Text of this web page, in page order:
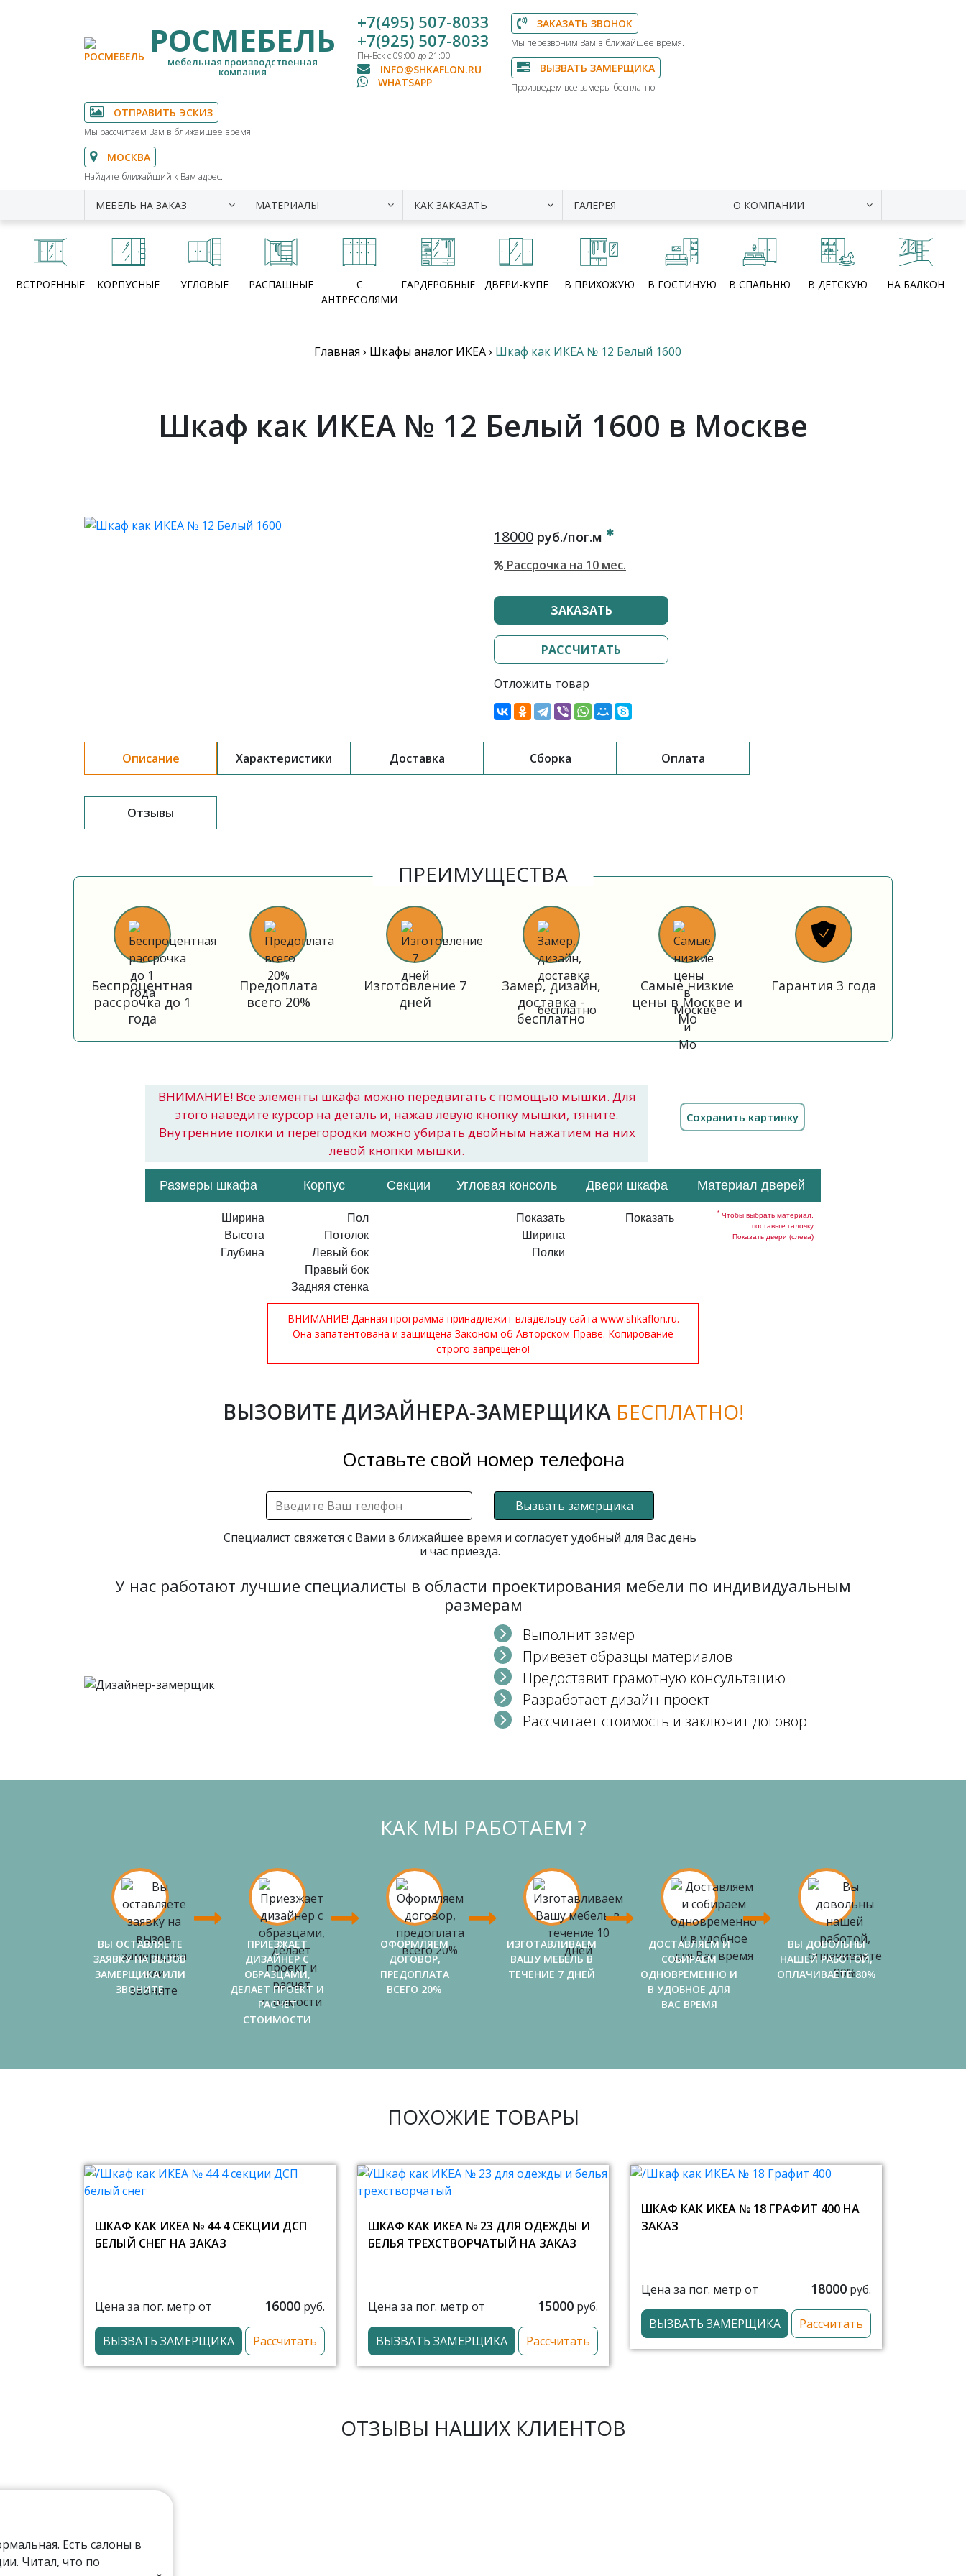
РОСМЕБЕЛЬ
мебельная производственная
компания
+7(495) 507-8033
+7(925) 507-8033
Пн-Вск с 09:00 до 21:00
INFO@SHKAFLON.RU
WHATSAPP
ЗАКАЗАТЬ ЗВОНОК
Мы перезвоним Вам в ближайшее время.
ВЫЗВАТЬ ЗАМЕРЩИКА
Произведем все замеры бесплатно.
ОТПРАВИТЬ ЭСКИЗ
Мы рассчитаем Вам в ближайшее время.
МОСКВА
Найдите ближайший к Вам адрес.
МЕБЕЛЬ НА ЗАКАЗ МАТЕРИАЛЫ КАК ЗАКАЗАТЬ ГАЛЕРЕЯ О КОМПАНИИ
ВСТРОЕННЫЕ КОРПУСНЫЕ УГЛОВЫЕ РАСПАШНЫЕ
С
АНТРЕСОЛЯМИ
ГАРДЕРОБНЫЕ ДВЕРИ-КУПЕ В ПРИХОЖУЮ В ГОСТИНУЮ В СПАЛЬНЮ В ДЕТСКУЮ НА БАЛКОН
Главная › Шкафы аналог ИКЕА› Шкаф как ИКЕА № 12 Белый 1600
Шкаф как ИКЕА № 12 Белый 1600 в Москве
18000 руб./пог.м
Рассрочка на 10 мес.
ЗАКАЗАТЬ
РАССЧИТАТЬ
Отложить товар
Описание Характеристики Доставка Сборка Оплата
Отзывы
ПРЕИМУЩЕСТВА
Беспроцентная
рассрочка до 1
года
Предоплата
всего 20%
Изготовление 7
дней
Замер, дизайн,
доставка -
бесплатно
Самые низкие
цены в Москве и
Мо
Гарантия 3 года
ВНИМАНИЕ! Все элементы шкафа можно передвигать с помощью мышки. Для
этого наведите курсор на деталь и, нажав левую кнопку мышки, тяните.
Внутренние полки и перегородки можно убирать двойным нажатием на них
левой кнопки мышки.
Размеры шкафа Корпус Секции Угловая консоль Двери шкафа Материал дверей
Ширина
Высота
Глубина
Пол
Потолок
Левый бок
Правый бок
Задняя стенка
Показать
Ширина
Полки
Показать * Чтобы выбрать материал,
поставьте галочку
Показать двери (слева)
ВНИМАНИЕ! Данная программа принадлежит владельцу сайта www.shkaflon.ru.
Она запатентована и защищена Законом об Авторском Праве. Копирование
строго запрещено!
ВЫЗОВИТЕ ДИЗАЙНЕРА-ЗАМЕРЩИКА БЕСПЛАТНО!
Оставьте свой номер телефона
Вызвать замерщика
Специалист свяжется с Вами в ближайшее время и согласует удобный для Вас день
и час приезда.
У нас работают лучшие специалисты в области проектирования мебели по индивидуальным
размерам
Выполнит замер
Привезет образцы материалов
Предоставит грамотную консультацию
Разработает дизайн-проект
Рассчитает стоимость и заключит договор
КАК МЫ РАБОТАЕМ ?
ВЫ ОСТАВЛЯЕТЕ
ЗАЯВКУ НА ВЫЗОВ
ЗАМЕРЩИКА ИЛИ
ЗВОНИТЕ
ПРИЕЗЖАЕТ
ДИЗАЙНЕР С
ОБРАЗЦАМИ,
ДЕЛАЕТ ПРОЕКТ И
РАСЧЕТ
СТОИМОСТИ
ОФОРМЛЯЕМ
ДОГОВОР,
ПРЕДОПЛАТА
ВСЕГО 20%
ИЗГОТАВЛИВАЕМ
ВАШУ МЕБЕЛЬ В
ТЕЧЕНИЕ 7 ДНЕЙ
ДОСТАВЛЯЕМ И
СОБИРАЕМ
ОДНОВРЕМЕННО И
В УДОБНОЕ ДЛЯ
ВАС ВРЕМЯ
ВЫ ДОВОЛЬНЫ
НАШЕЙ РАБОТОЙ,
ОПЛАЧИВАЕТЕ 80%
ПОХОЖИЕ ТОВАРЫ
ШКАФ КАК ИКЕА № 44 4 СЕКЦИИ ДСП
БЕЛЫЙ СНЕГ НА ЗАКАЗ
Цена за пог. метр от 16000 руб.
ВЫЗВАТЬ ЗАМЕРЩИКА Рассчитать
ШКАФ КАК ИКЕА № 23 ДЛЯ ОДЕЖДЫ И
БЕЛЬЯ ТРЕХСТВОРЧАТЫЙ НА ЗАКАЗ
Цена за пог. метр от 15000 руб.
ВЫЗВАТЬ ЗАМЕРЩИКА Рассчитать
ШКАФ КАК ИКЕА № 18 ГРАФИТ 400 НА
ЗАКАЗ
Цена за пог. метр от 18000 руб.
ВЫЗВАТЬ ЗАМЕРЩИКА Рассчитать
ОТЗЫВЫ НАШИХ КЛИЕНТОВ
Есть салоны в
Читал, что по